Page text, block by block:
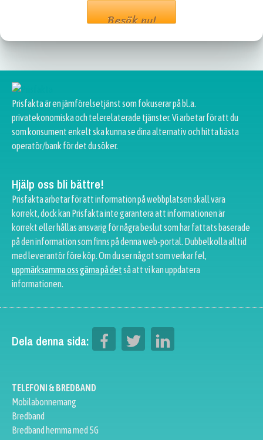
Besök nu!
Prisfakta är en jämförelsetjänst som fokuserar på bl.a.
privatekonomiska och telerelaterade tjänster. Vi arbetar för att du
som konsument enkelt ska kunna se dina alternativ och hitta bästa
operatör/bank för det du söker.
Hjälp oss bli bättre!
Prisfakta arbetar för att information på webbplatsen skall vara
korrekt, dock kan Prisfakta inte garantera att informationen är
korrekt eller hållas ansvarig för några beslut som har fattats baserade
på den information som finns på denna web-portal. Dubbelkolla alltid
med leverantör före köp. Om du ser något som verkar fel,
uppmärksamma oss gärna på detså att vi kan uppdatera
informationen.
Dela denna sida:
TELEFONI & BREDBAND
Mobilabonnemang
Bredband
Bredband hemma med 5G